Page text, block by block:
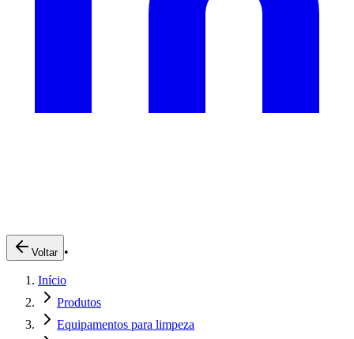
Pedidos Online
Trabalhe Conosco
Voltar •
Início
Produtos
Equipamentos para limpeza